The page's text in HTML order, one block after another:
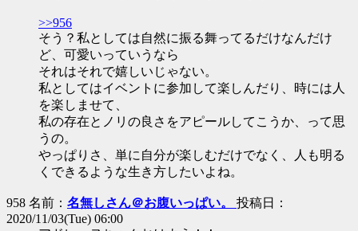
>>956
そう？私としては自然に振る舞ってるだけなんだけ
ど、可愛いっていうなら
それはそれで嬉しいじゃない。
私としてはイベントに参加して楽しんだり、時には人
を楽しませて、
私の存在とノリの良さをアピールしてこうか、って思
うの。
やっぱりさ、単に自分が楽しむだけでなく、人も明る
くできるような生き方したいよね。
958 名前： 名無しさん＠お腹いっぱい。 投稿日：
2020/11/03(Tue) 06:00